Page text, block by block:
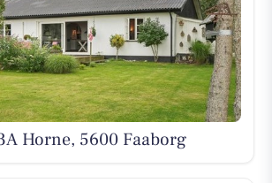
Horne, 5600 Faaborg